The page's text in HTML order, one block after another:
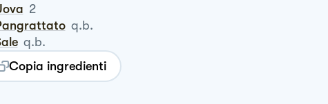
Uova 2
Pangrattato q.b.
Sale q.b.
Copia ingredienti